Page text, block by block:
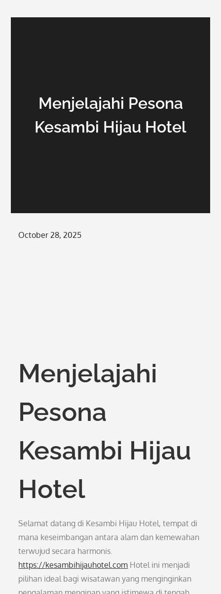
Menjelajahi Pesona
Kesambi Hijau Hotel
Posted
October 28, 2025
Menjelajahi
Pesona
Kesambi Hijau
Hotel
Selamat datang di Kesambi Hijau Hotel, tempat di
mana keseimbangan antara alam dan kemewahan
terwujud secara harmonis.
https://kesambihijauhotel.com Hotel ini menjadi
pilihan ideal bagi wisatawan yang menginginkan